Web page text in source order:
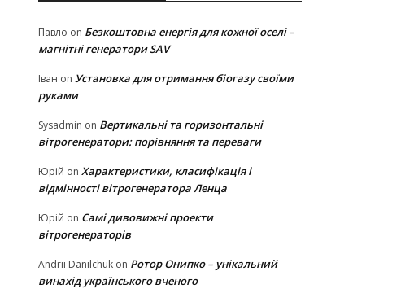
Павло on Безкоштовна енергія для кожної оселі –
магнітні генератори SAV
Іван on Установка для отримання біогазу своїми
руками
Sysadmin on Вертикальні та горизонтальні
вітрогенератори: порівняння та переваги
Юрій on Характеристики, класифікація і
відмінності вітрогенератора Ленца
Юрій on Самі дивовижні проекти
вітрогенераторів
Andrii Danilchuk on Ротор Онипко – унікальний
винахід українського вченого